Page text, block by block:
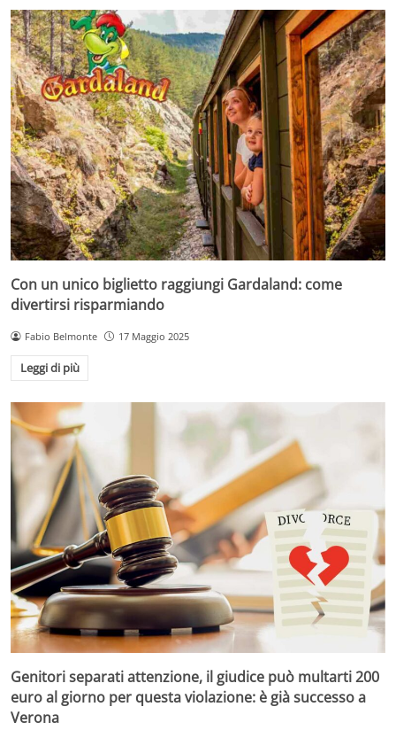
Con un unico biglietto raggiungi Gardaland: come
divertirsi risparmiando
Fabio Belmonte 17 Maggio 2025
Leggi di più
Genitori separati attenzione, il giudice può multarti 200
euro al giorno per questa violazione: è già successo a
Verona